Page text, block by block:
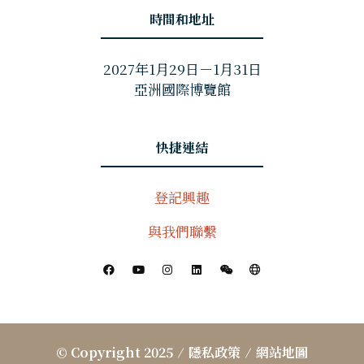
時間和地址
2027年1月29日－1月31日
亞洲國際博覽館
快捷連結
登記興趣
與我們聯繫
© Copyright 2025 隱私政策 網站地圖